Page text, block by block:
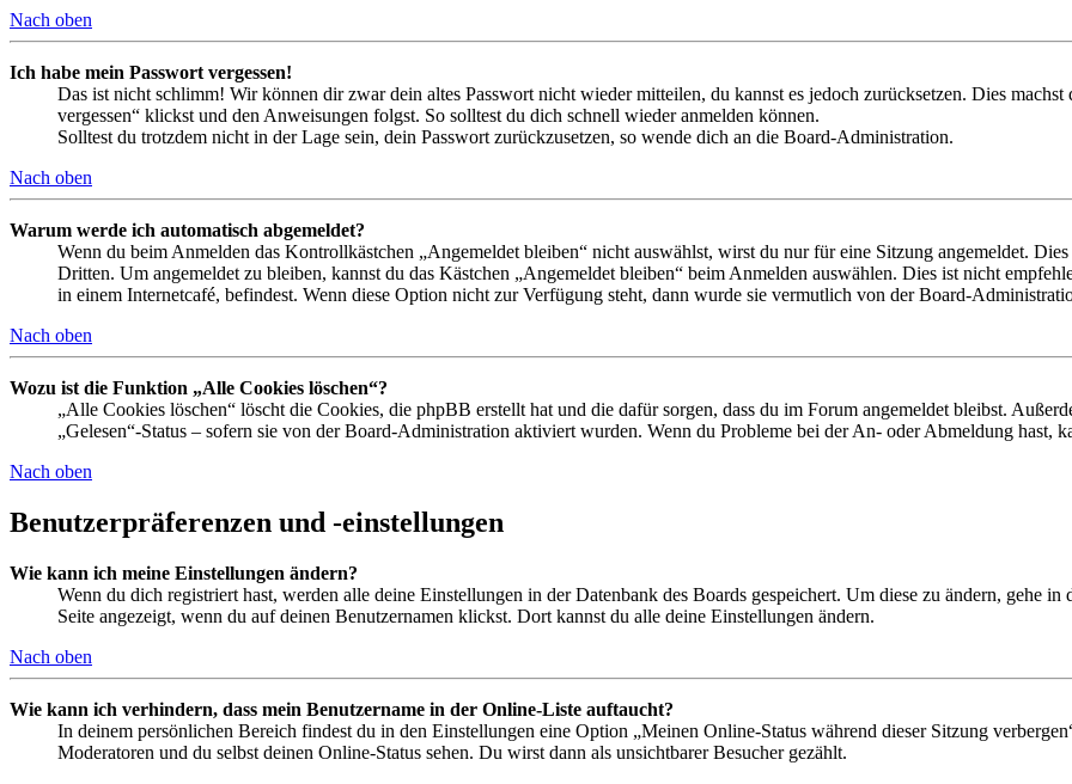
Nach oben
Ich habe mein Passwort vergessen!
Das ist nicht schlimm! Wir können dir zwar dein altes Passwort nicht wieder mitteilen, du kannst es jedoch zurücksetzen. Dies
vergessen“ klickst und den Anweisungen folgst. So solltest du dich schnell wieder anmelden können.
Solltest du trotzdem nicht in der Lage sein, dein Passwort zurückzusetzen, so wende dich an die Board-Administration.
Nach oben
Warum werde ich automatisch abgemeldet?
Wenn du beim Anmelden das Kontrollkästchen „Angemeldet bleiben“ nicht auswählst, wirst du nur für eine Sitzung angemeldet.
Dritten. Um angemeldet zu bleiben, kannst du das Kästchen „Angemeldet bleiben“ beim Anmelden auswählen. Dies ist nicht
in einem Internetcafé, befindest. Wenn diese Option nicht zur Verfügung steht, dann wurde sie vermutlich von der Board-
Nach oben
Wozu ist die Funktion „Alle Cookies löschen“?
„Alle Cookies löschen“ löscht die Cookies, die phpBB erstellt hat und die dafür sorgen, dass du im Forum angemeldet bleibst.
„Gelesen“-Status – sofern sie von der Board-Administration aktiviert wurden. Wenn du Probleme bei der An- oder Abmeldung hast,
Nach oben
Benutzerpräferenzen und -einstellungen
Wie kann ich meine Einstellungen ändern?
Wenn du dich registriert hast, werden alle deine Einstellungen in der Datenbank des Boards gespeichert. Um diese zu ändern, gehe
Seite angezeigt, wenn du auf deinen Benutzernamen klickst. Dort kannst du alle deine Einstellungen ändern.
Nach oben
Wie kann ich verhindern, dass mein Benutzername in der Online-Liste auftaucht?
In deinem persönlichen Bereich findest du in den Einstellungen eine Option „Meinen Online-Status während dieser Sitzung
Moderatoren und du selbst deinen Online-Status sehen. Du wirst dann als unsichtbarer Besucher gezählt.